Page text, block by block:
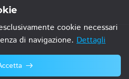
cookie necessari
di navigazione. Dettagli